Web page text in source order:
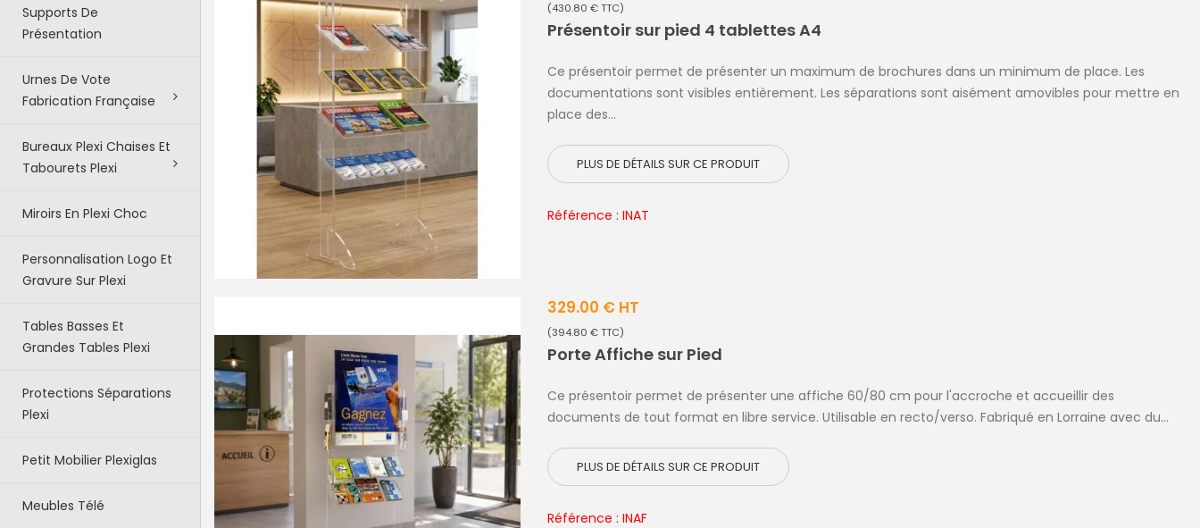
Supports De
Présentation
Urnes De Vote
Fabrication Française
Bureaux Plexi Chaises Et
Tabourets Plexi
Miroirs En Plexi Choc
Personnalisation Logo Et
Gravure Sur Plexi
Tables Basses Et
Grandes Tables Plexi
Protections Séparations
Plexi
Petit Mobilier Plexiglas
Meubles Télé
(430.80 € TTC)
Présentoir sur pied 4 tablettes A4
Ce présentoir permet de présenter un maximum de brochures dans un minimum de place. Les
documentations sont visibles entièrement. Les séparations sont aisément amovibles pour mettre en
place des...
PLUS DE DÉTAILS SUR CE PRODUIT
Référence : INAT
329.00 € HT
(394.80 € TTC)
Porte Affiche sur Pied
Ce présentoir permet de présenter une affiche 60/80 cm pour l'accroche et accueillir des
documents de tout format en libre service. Utilisable en recto/verso. Fabriqué en Lorraine avec du...
PLUS DE DÉTAILS SUR CE PRODUIT
Référence : INAF